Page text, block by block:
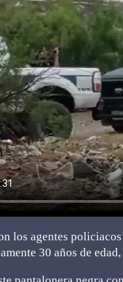
los agentes
30 años de